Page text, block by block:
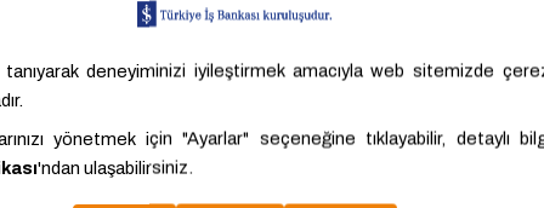
₺/Ton
₺/Ton
Demir
37.922,89 ₺/Ton